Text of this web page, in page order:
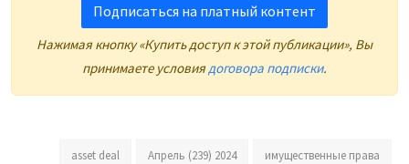
Подписаться на платный контент
Нажимая кнопку «Купить доступ к этой публикации», Вы
принимаете условия договора подписки.
asset deal Апрель (239) 2024 имущественные права